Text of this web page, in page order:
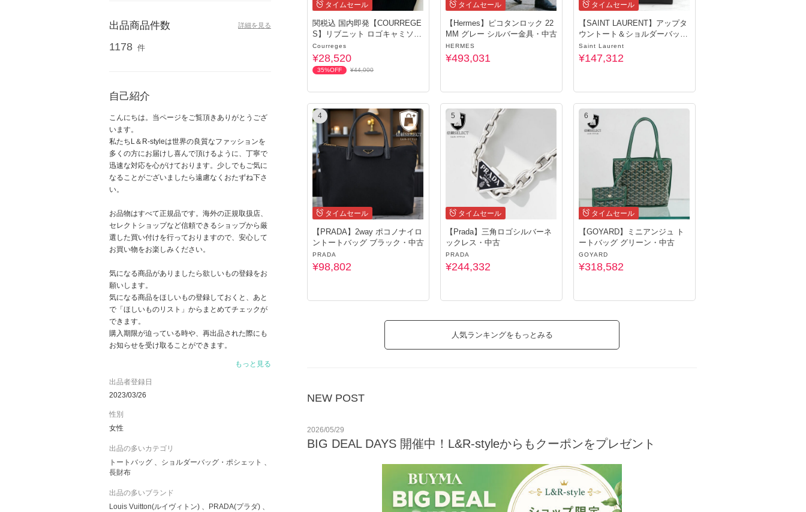
出品商品件数 詳細を見る
1178 件
自己紹介
こんにちは。当ページをご覧頂きありがとうござ
います。
私たちL＆R-styleは世界の良質なファッションを
多くの方にお届けし喜んで頂けるように、丁寧で
迅速な対応を心がけております。少しでもご気に
なることがございましたら遠慮なくおたずね下さ
い。
お品物はすべて正規品です。海外の正規取扱店、
セレクトショップなど信頼できるショップから厳
選した買い付けを行っておりますので、安心して
お買い物をお楽しみください。
気になる商品がありましたら欲しいもの登録をお
願いします。
気になる商品をほしいもの登録しておくと、あと
で「ほしいものリスト」からまとめてチェックが
できます。
購入期限が迫っている時や、再出品された際にも
お知らせを受け取ることができます。
事がないよう、欲しいもの登録はオススメです♪
もっと見る
出品者登録日
2023/03/26
性別
女性
出品の多いカテゴリ
トートバッグ
ショルダーバッグ・ポシェット
長財布
出品の多いブランド
Louis Vuitton(ルイヴィトン)
PRADA(プラダ)
タイムセール
関税込 国内即発【COURREGE
S】リブニット ロゴキャミソー
ル
Courreges
¥28,520
35%OFF ¥44,000
タイムセール
【Hermes】ピコタンロック 22
MM グレー シルバー金具・中古
HERMES
¥493,031
タイムセール
【SAINT LAURENT】アップタ
ウントート＆ショルダーバッ
グ・中古
Saint Laurent
¥147,312
4
タイムセール
【PRADA】2way ポコノナイロ
ントートバッグ ブラック・中古
PRADA
¥98,802
5
タイムセール
【Prada】三角ロゴシルバーネ
ックレス・中古
PRADA
¥244,332
6
タイムセール
【GOYARD】ミニアンジュ ト
ートバッグ グリーン・中古
GOYARD
¥318,582
人気ランキングをもっとみる
NEW POST
2026/05/29
BIG DEAL DAYS 開催中！L&R-styleからもクーポンをプレゼント